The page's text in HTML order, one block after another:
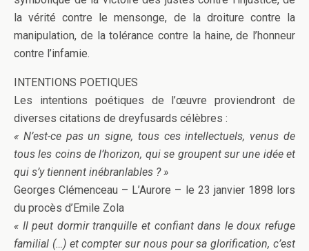
la vérité contre le mensonge, de la droiture contre la
manipulation, de la tolérance contre la haine, de l’honneur
contre l’infamie.
INTENTIONS POETIQUES
Les intentions poétiques de l’œuvre proviendront de
diverses citations de dreyfusards célèbres :
« N’est-ce pas un signe, tous ces intellectuels, venus de
tous les coins de l’horizon, qui se groupent sur une idée et
qui s’y tiennent inébranlables ? »
Georges Clémenceau – L’Aurore – le 23 janvier 1898 lors
du procès d’Emile Zola
« Il peut dormir tranquille et confiant dans le doux refuge
familial (…) et compter sur nous pour sa glorification, c’est